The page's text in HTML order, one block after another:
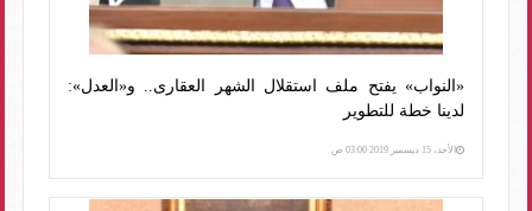
«النواب» يفتح ملف استقلال الشهر العقارى.. و«العدل»:
لدينا خطة للتطوير
الأحد، 15 ديسمبر 2019 03:00 ص